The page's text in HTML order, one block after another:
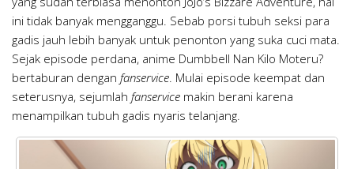
ini tidak banyak mengganggu. Sebab porsi tubuh seksi para
gadis jauh lebih banyak untuk penonton yang suka cuci mata.
Sejak episode perdana, anime Dumbbell Nan Kilo Moteru?
bertaburan dengan fanservice . Mulai episode keempat dan
seterusnya, sejumlah fanservice makin berani karena
menampilkan tubuh gadis nyaris telanjang.